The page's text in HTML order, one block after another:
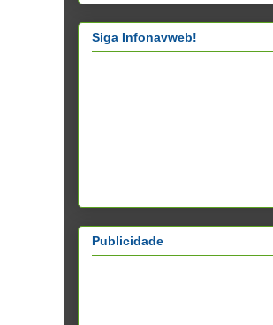
Siga Infonavweb!
Publicidade